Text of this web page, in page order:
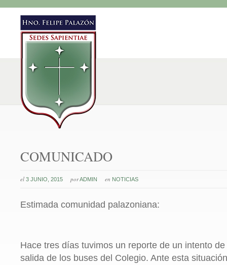
COMUNICADO
el 3 JUNIO, 2015 porADMIN en NOTICIAS
Estimada comunidad palazoniana:
Hace tres días tuvimos un reporte de un intento
salida de los buses del Colegio. Ante esta